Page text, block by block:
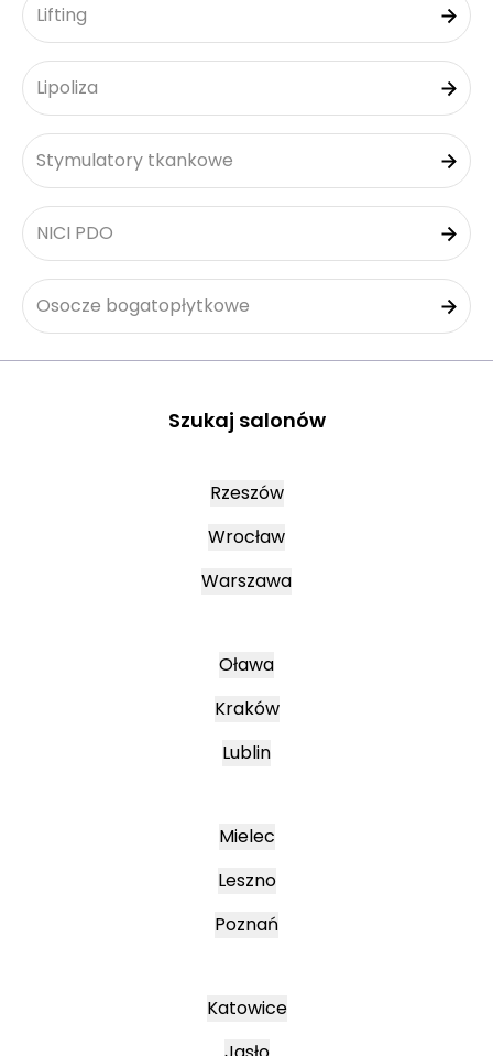
Lifting
Lipoliza
Stymulatory tkankowe
NICI PDO
Osocze bogatopłytkowe
Szukaj salonów
Rzeszów
Wrocław
Warszawa
Oława
Kraków
Lublin
Mielec
Leszno
Poznań
Katowice